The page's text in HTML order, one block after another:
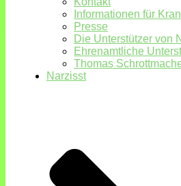
Informationen für
Presse
Die Unterstützer von
Ehrenamtliche
Thomas
Narzisst